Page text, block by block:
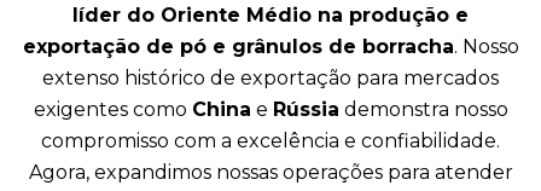
líder do Oriente Médio na produção e
exportação de pó e grânulos de borracha. Nosso
extenso histórico de exportação para mercados
exigentes como China e Rússia demonstra nosso
compromisso com a excelência e confiabilidade.
Agora, expandimos nossas operações para atender